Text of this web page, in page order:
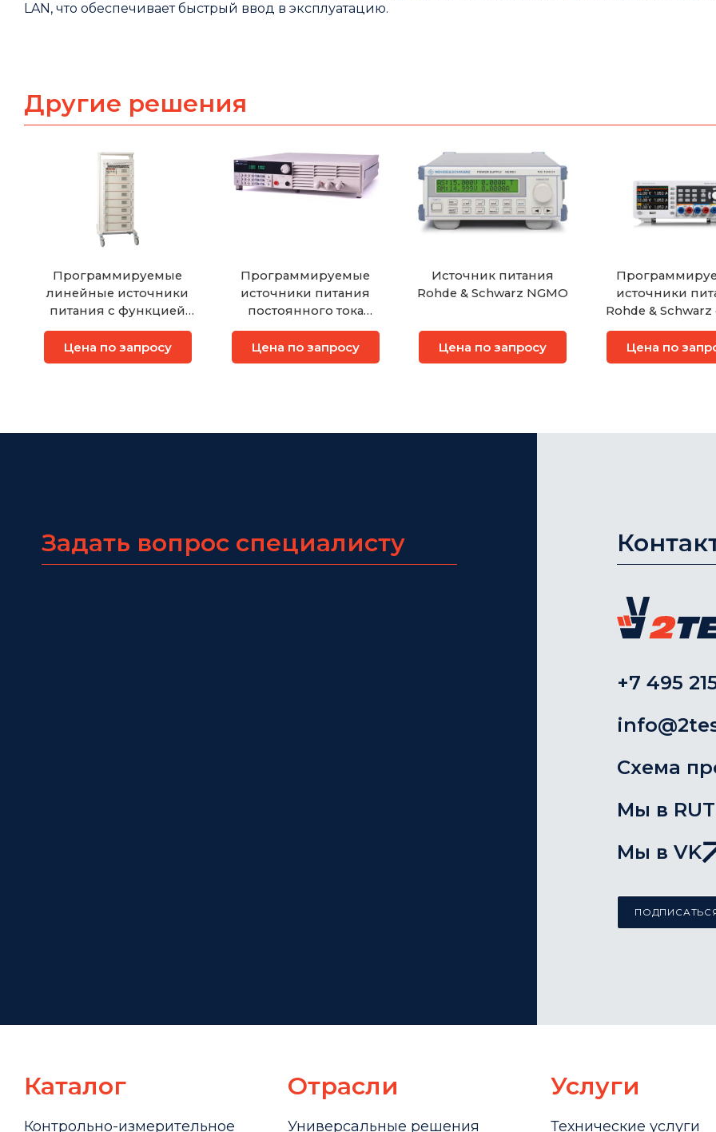
LAN, что обеспечивает быстрый ввод в эксплуатацию.
Другие решения
Программируемые
линейные источники
питания с функцией
формирования
сигнала произвольной
формы серии
Цена по запросу
Программируемые
источники питания
постоянного тока
АКИП-1115, АКИП-1116,
АКИП-1117, АКИП-1118
Цена по запросу
Источник питания
Rohde & Schwarz NGMO
Цена по запросу
источники
Rohde &
NGE100B
Цена по
Задать вопрос специалисту
+7 495
Схема
Мы в
Мы в VK
Каталог
Контрольно-измерительное
Отрасли
Универсальные решения
Услуги
Технические услуги